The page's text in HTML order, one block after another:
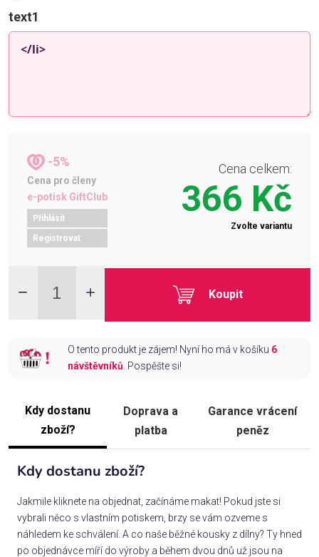
text1
-5%
Cena pro členy
e-potisk GiftClub
Přihlásit
Registrovat
Cena celkem:
366 Kč
Zvolte variantu
Koupit
O tento produkt je zájem! Nyní ho má v košíku 6
návštěvníků. Pospěšte si!
Kdy dostanu
zboží?
Doprava a
platba
Garance vrácení
peněz
Kdy dostanu zboží?
Jakmile kliknete na objednat, začínáme makat! Pokud jste si
vybrali něco s vlastním potiskem, brzy se vám ozveme s
náhledem ke schválení. A co naše běžné kousky z dílny? Ty hned
po objednávce míří do výroby a během dvou dnů už jsou na